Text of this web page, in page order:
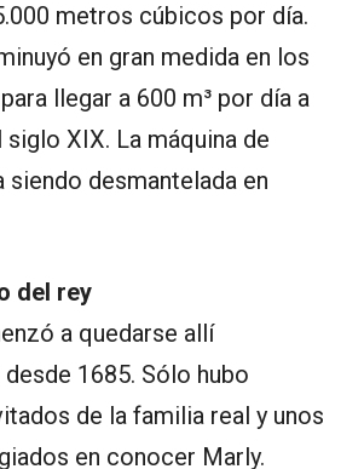
metros cúbicos por día.
en gran medida en los
llegar a 600 m³ por día a
XIX. La máquina de
siendo desmantelada en
del rey
a quedarse allí
1685. Sólo hubo
de la familia real y unos
en conocer Marly.